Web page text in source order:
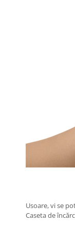
Usoare, vi se
Caseta de